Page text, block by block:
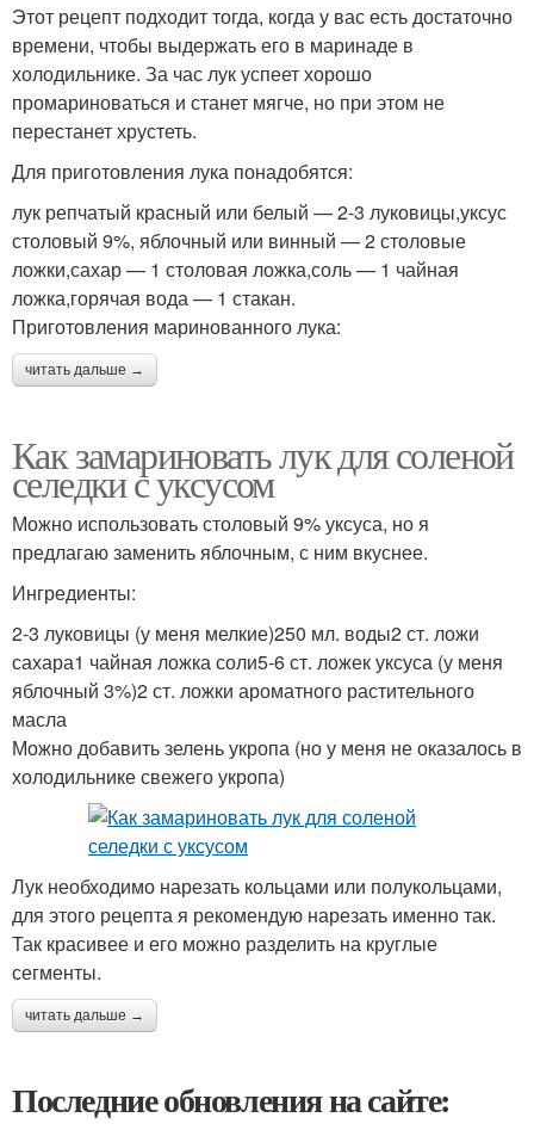
Этот рецепт подходит тогда, когда у вас есть достаточно
времени, чтобы выдержать его в маринаде в
холодильнике. За час лук успеет хорошо
промариноваться и станет мягче, но при этом не
перестанет хрустеть.
Для приготовления лука понадобятся:
лук репчатый красный или белый — 2-3 луковицы,уксус
столовый 9%, яблочный или винный — 2 столовые
ложки,сахар — 1 столовая ложка,соль — 1 чайная
ложка,горячая вода — 1 стакан.
Приготовления маринованного лука:
читать дальше →
Как замариновать лук для соленой
селедки с уксусом
Можно использовать столовый 9% уксуса, но я
предлагаю заменить яблочным, с ним вкуснее.
Ингредиенты:
2-3 луковицы (у меня мелкие)250 мл. воды2 ст. ложи
сахара1 чайная ложка соли5-6 ст. ложек уксуса (у меня
яблочный 3%)2 ст. ложки ароматного растительного
масла
Можно добавить зелень укропа (но у меня не оказалось в
холодильнике свежего укропа)
Лук необходимо нарезать кольцами или полукольцами,
для этого рецепта я рекомендую нарезать именно так.
Так красивее и его можно разделить на круглые
сегменты.
читать дальше →
Последние обновления на сайте: